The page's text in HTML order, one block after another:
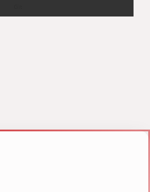
ilbet yeni girişBetexper giriş adresi